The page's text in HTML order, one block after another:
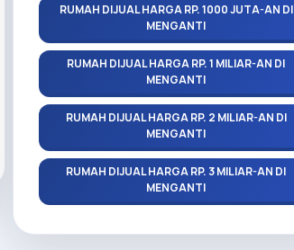
RUMAH DIJUAL HARGA RP. 1000 JUTA-AN DI
MENGANTI
RUMAH DIJUAL HARGA RP. 1 MILIAR-AN DI
MENGANTI
RUMAH DIJUAL HARGA RP. 2 MILIAR-AN DI
MENGANTI
RUMAH DIJUAL HARGA RP. 3 MILIAR-AN DI
MENGANTI